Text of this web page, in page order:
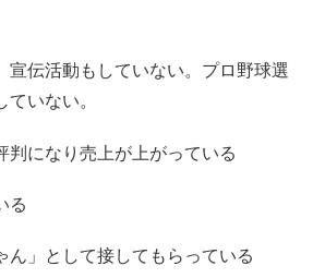
宣伝活動もしていない。プロ野球選
いない。
判になり売上が上がっている
る
ん」として接してもらっている